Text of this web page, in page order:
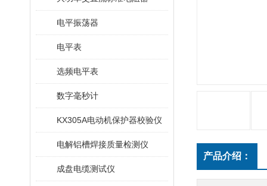
电平振荡器
电平表
选频电平表
数字毫秒计
KX305A电动机保护器校验仪
电解铝槽焊接质量检测仪
成盘电缆测试仪
产品介绍：